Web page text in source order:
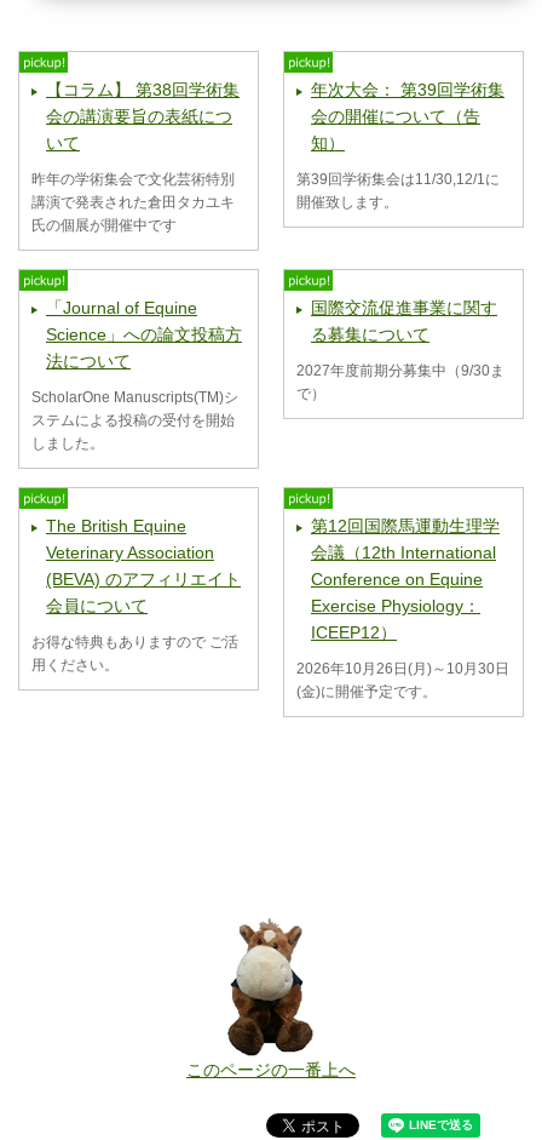
【コラム】 第38回学術集
会の講演要旨の表紙につ
いて
昨年の学術集会で文化芸術特別
講演で発表された倉田タカユキ
氏の個展が開催中です
年次大会： 第39回学術集
会の開催について（告
知）
第39回学術集会は11/30,12/1に
開催致します。
「Journal of Equine
Science」への論文投稿方
法について
ScholarOne Manuscripts(TM)シ
ステムによる投稿の受付を開始
しました。
国際交流促進事業に関す
る募集について
2027年度前期分募集中（9/30ま
で）
The British Equine
Veterinary Association
(BEVA) のアフィリエイト
会員について
お得な特典もありますので ご活
用ください。
第12回国際馬運動生理学
会議（12th International
Conference on Equine
Exercise Physiology：
ICEEP12）
2026年10月26日(月)～10月30日
(金)に開催予定です。
このページの一番上へ